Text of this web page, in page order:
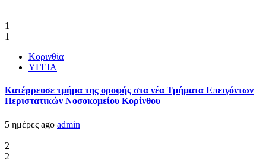
1
1
Κορινθία
ΥΓΕΙΑ
Kατέρρευσε τμήμα της οροφής στα νέα Τμήματα Επειγόντων
Περιστατικών Νοσοκομείου Κορίνθου
5 ημέρες ago admin
2
2